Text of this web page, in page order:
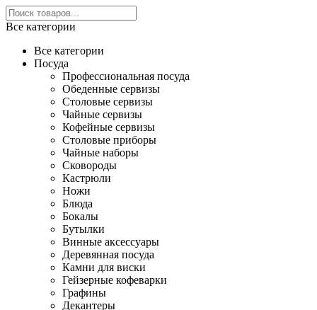
Все категории
Все категории
Посуда
Профессиональная посуда
Обеденные сервизы
Столовые сервизы
Чайные сервизы
Кофейные сервизы
Столовые приборы
Чайные наборы
Сковороды
Кастрюли
Ножи
Блюда
Бокалы
Бутылки
Винные аксессуары
Деревянная посуда
Камни для виски
Гейзерные кофеварки
Графины
Декантеры